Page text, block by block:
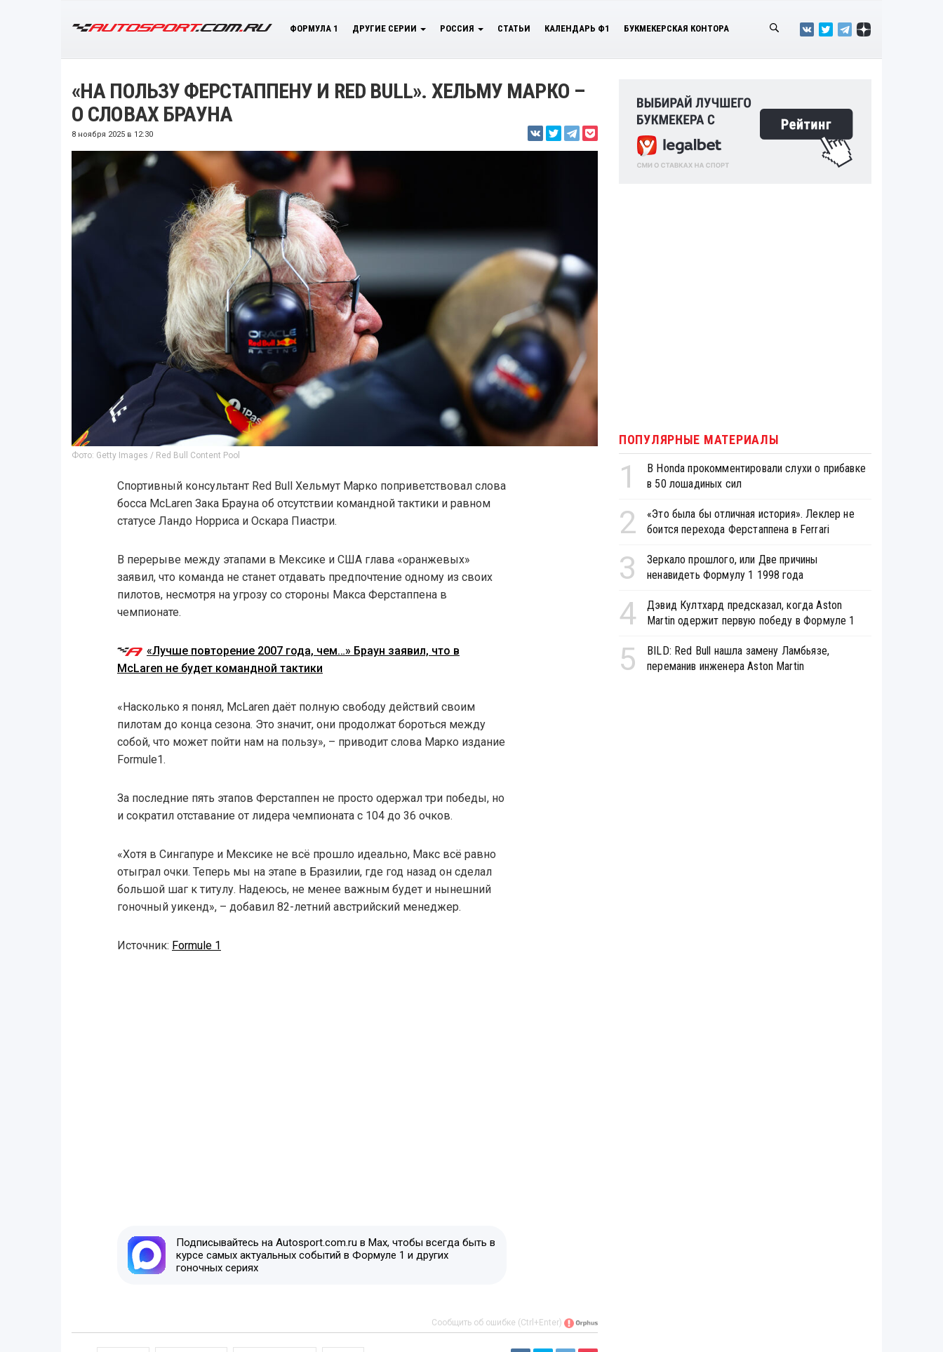
ФОРМУЛА 1 ДРУГИЕ СЕРИИ РОССИЯ СТАТЬИ КАЛЕНДАРЬ Ф1 БУКМЕКЕРСКАЯ КОНТОРА
«НА ПОЛЬЗУ ФЕРСТАППЕНУ И RED BULL». ХЕЛЬМУ МАРКО –
О СЛОВАХ БРАУНА
8 ноября 2025 в 12:30
Фото: Getty Images / Red Bull Content Pool
Спортивный консультант Red Bull Хельмут Марко поприветствовал слова
босса McLaren Зака Брауна об отсутствии командной тактики и равном
статусе Ландо Норриса и Оскара Пиастри.
В перерыве между этапами в Мексике и США глава «оранжевых»
заявил, что команда не станет отдавать предпочтение одному из своих
пилотов, несмотря на угрозу со стороны Макса Ферстаппена в
чемпионате.
«Лучше повторение 2007 года, чем…» Браун заявил, что в
McLaren не будет командной тактики
«Насколько я понял, McLaren даёт полную свободу действий своим
пилотам до конца сезона. Это значит, они продолжат бороться между
собой, что может пойти нам на пользу», – приводит слова Марко издание
Formule1.
За последние пять этапов Ферстаппен не просто одержал три победы, но
и сократил отставание от лидера чемпионата с 104 до 36 очков.
«Хотя в Сингапуре и Мексике не всё прошло идеально, Макс всё равно
отыграл очки. Теперь мы на этапе в Бразилии, где год назад он сделал
большой шаг к титулу. Надеюсь, не менее важным будет и нынешний
гоночный уикенд», – добавил 82-летний австрийский менеджер.
Источник: Formule 1
Подписывайтесь на Autosport.com.ru в Max, чтобы всегда быть в
курсе самых актуальных событий в Формуле 1 и других
гоночных сериях
Сообщить об ошибке (Ctrl+Enter)
ПОПУЛЯРНЫЕ МАТЕРИАЛЫ
1
В Honda прокомментировали слухи о прибавке
в 50 лошадиных сил
2
«Это была бы отличная история». Леклер не
боится перехода Ферстаппена в Ferrari
3
Зеркало прошлого, или Две причины
ненавидеть Формулу 1 1998 года
4
Дэвид Култхард предсказал, когда Aston
Martin одержит первую победу в Формуле 1
5
BILD: Red Bull нашла замену Ламбьязе,
переманив инженера Aston Martin